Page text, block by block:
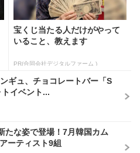
宝くじ当たる人だけがやって
いること、教えます
PR(合同会社デジタルファーム )
ギュ、チョコレートバー「S
イベント...
たな姿で登場！7月韓国カム
ーティスト9組